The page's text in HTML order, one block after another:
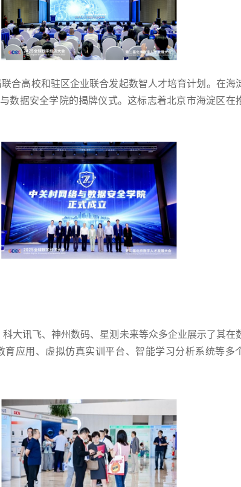
高校和驻区企业联合发起数智人才培育计划。在海
数据安全学院的揭牌仪式。这标志着北京市海淀区在
大讯飞、神州数码、星测未来等众多企业展示了其在
应用、虚拟仿真实训平台、智能学习分析系统等多